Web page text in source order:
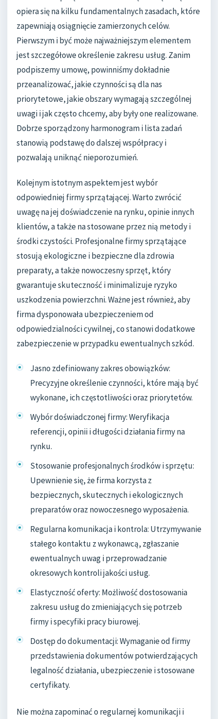
opiera się na kilku fundamentalnych zasadach, które
zapewniają osiągnięcie zamierzonych celów.
Pierwszym i być może najważniejszym elementem
jest szczegółowe określenie zakresu usług. Zanim
podpiszemy umowę, powinniśmy dokładnie
przeanalizować, jakie czynności są dla nas
priorytetowe, jakie obszary wymagają szczególnej
uwagi i jak często chcemy, aby były one realizowane.
Dobrze sporządzony harmonogram i lista zadań
stanowią podstawę do dalszej współpracy i
pozwalają uniknąć nieporozumień.
Kolejnym istotnym aspektem jest wybór
odpowiedniej firmy sprzątającej. Warto zwrócić
uwagę na jej doświadczenie na rynku, opinie innych
klientów, a także na stosowane przez nią metody i
środki czystości. Profesjonalne firmy sprzątające
stosują ekologiczne i bezpieczne dla zdrowia
preparaty, a także nowoczesny sprzęt, który
gwarantuje skuteczność i minimalizuje ryzyko
uszkodzenia powierzchni. Ważne jest również, aby
firma dysponowała ubezpieczeniem od
odpowiedzialności cywilnej, co stanowi dodatkowe
zabezpieczenie w przypadku ewentualnych szkód.
Jasno zdefiniowany zakres obowiązków:
Precyzyjne określenie czynności, które mają być
wykonane, ich częstotliwości oraz priorytetów.
Wybór doświadczonej firmy: Weryfikacja
referencji, opinii i długości działania firmy na
rynku.
Stosowanie profesjonalnych środków i sprzętu:
Upewnienie się, że firma korzysta z
bezpiecznych, skutecznych i ekologicznych
preparatów oraz nowoczesnego wyposażenia.
Regularna komunikacja i kontrola: Utrzymywanie
stałego kontaktu z wykonawcą, zgłaszanie
ewentualnych uwag i przeprowadzanie
okresowych kontroli jakości usług.
Elastyczność oferty: Możliwość dostosowania
zakresu usług do zmieniających się potrzeb
firmy i specyfiki pracy biurowej.
Dostęp do dokumentacji: Wymaganie od firmy
przedstawienia dokumentów potwierdzających
legalność działania, ubezpieczenie i stosowane
certyfikaty.
Nie można zapominać o regularnej komunikacji i